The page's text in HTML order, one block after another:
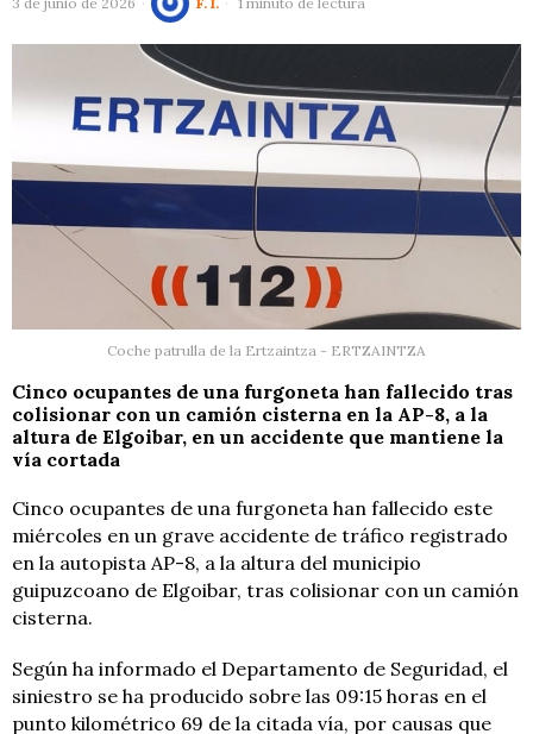
Coche patrulla de la Ertzaintza - ERTZAINTZA
Cinco ocupantes de una furgoneta han fallecido tras
colisionar con un camión cisterna en la AP-8, a la
altura de Elgoibar, en un accidente que mantiene la
vía cortada
Cinco ocupantes de una furgoneta han fallecido este
miércoles en un grave accidente de tráfico registrado
en la autopista AP-8, a la altura del municipio
guipuzcoano de Elgoibar, tras colisionar con un camión
cisterna.
Según ha informado el Departamento de Seguridad, el
siniestro se ha producido sobre las 09:15 horas en el
punto kilométrico 69 de la citada vía, por causas que